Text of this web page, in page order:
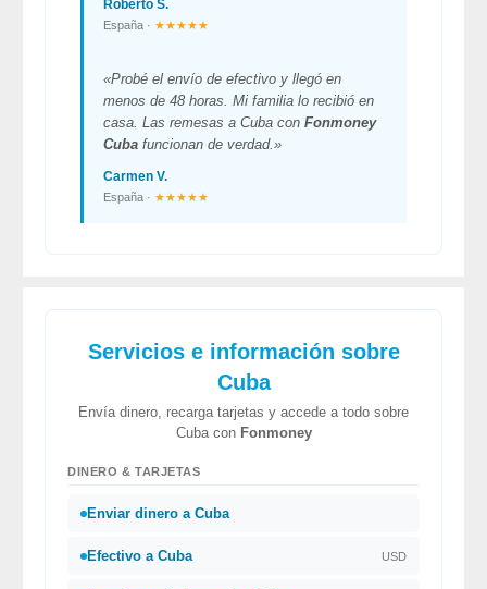
Roberto S.
España · ★★★★★
«Probé el envío de efectivo y llegó en
menos de 48 horas. Mi familia lo recibió en
casa. Las remesas a Cuba con Fonmoney
Cuba funcionan de verdad.»
Carmen V.
España · ★★★★★
Servicios e información sobre
Cuba
Envía dinero, recarga tarjetas y accede a todo sobre
Cuba con Fonmoney
DINERO & TARJETAS
Enviar dinero a Cuba
Efectivo a Cuba USD